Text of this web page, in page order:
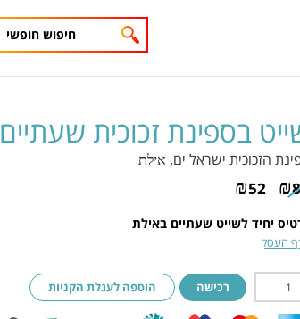
בספינת זכוכית שעתיים
הזכוכית ישראל ים, אילת
₪
₪52
יחיד לשייט שעתיים באילת
העסק
רכישה הוספה לעגלת הקניות